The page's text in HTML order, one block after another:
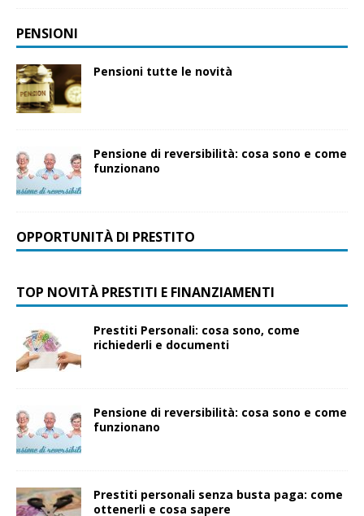
PENSIONI
Pensioni tutte le novità
Pensione di reversibilità: cosa sono e come
funzionano
OPPORTUNITÀ DI PRESTITO
TOP NOVITÀ PRESTITI E FINANZIAMENTI
Prestiti Personali: cosa sono, come
richiederli e documenti
Pensione di reversibilità: cosa sono e come
funzionano
Prestiti personali senza busta paga: come
ottenerli e cosa sapere